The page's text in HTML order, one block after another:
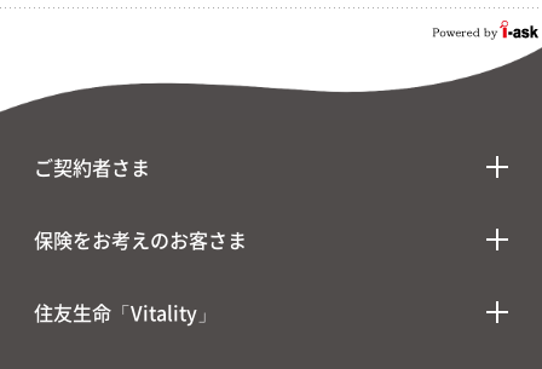
ご契約者さま
保険をお考えのお客さま
住友生命「Vitality」